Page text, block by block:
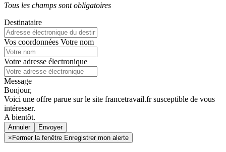
Tous les champs sont obligatoires
Destinataire
Vos coordonnées Votre nom
Votre adresse électronique
Message
Bonjour,
Voici une offre parue sur le site francetravail.fr susceptible de vous
intéresser.
A bientôt.
Annuler
× Fermer la fenêtre Enregistrer mon alerte